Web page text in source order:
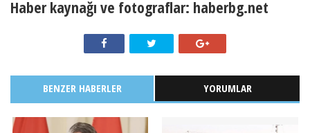
Haber kaynağı ve fotograflar: haberbg.net
BENZER HABERLER YORUMLAR